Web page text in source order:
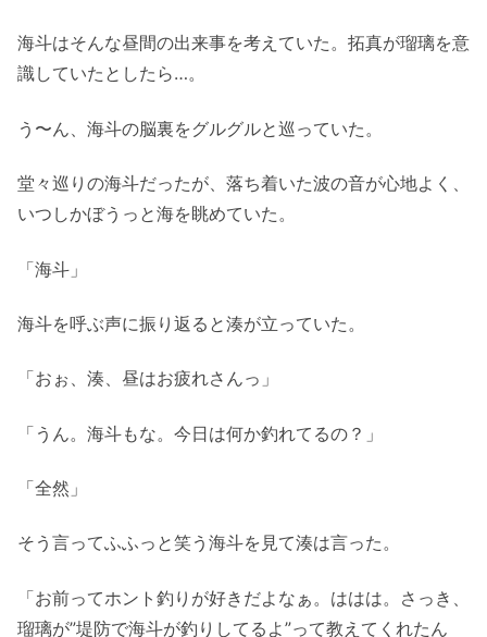
海斗はそんな昼間の出来事を考えていた。拓真が瑠璃を意
識していたとしたら…。
う〜ん、海斗の脳裏をグルグルと巡っていた。
堂々巡りの海斗だったが、落ち着いた波の音が心地よく、
いつしかぼうっと海を眺めていた。
「海斗」
海斗を呼ぶ声に振り返ると湊が立っていた。
「おぉ、湊、昼はお疲れさんっ」
「うん。海斗もな。今日は何か釣れてるの？」
「全然」
そう言ってふふっと笑う海斗を見て湊は言った。
「お前ってホント釣りが好きだよなぁ。ははは。さっき、
瑠璃が”堤防で海斗が釣りしてるよ”って教えてくれたん